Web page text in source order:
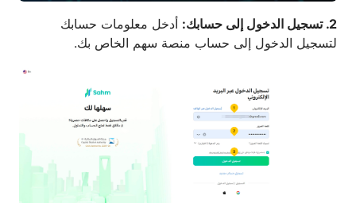
2. تسجيل الدخول إلى حسابك:
أدخل معلومات حسابك
لتسجيل الدخول إلى حساب منصة سهم الخاص بك.